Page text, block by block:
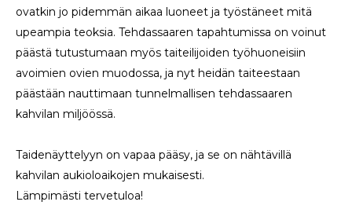
ovatkin jo pidemmän aikaa luoneet ja työstäneet mitä
upeampia teoksia. Tehdassaaren tapahtumissa on voinut
päästä tutustumaan myös taiteilijoiden työhuoneisiin
avoimien ovien muodossa, ja nyt heidän taiteestaan
päästään nauttimaan tunnelmallisen tehdassaaren
kahvilan miljöössä.
Taidenäyttelyyn on vapaa pääsy, ja se on nähtävillä
kahvilan aukioloaikojen mukaisesti.
Lämpimästi tervetuloa!